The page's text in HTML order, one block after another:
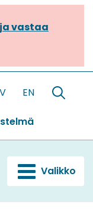
vastaa
EN
Hae
Valikko